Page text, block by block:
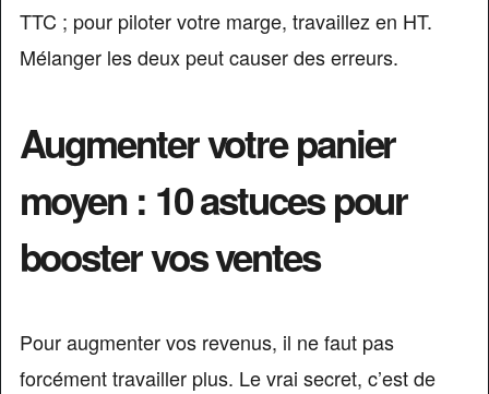
TTC ; pour piloter votre marge, travaillez en HT.
Mélanger les deux peut causer des erreurs.
Augmenter votre panier
moyen : 10 astuces pour
booster vos ventes
Pour augmenter vos revenus, il ne faut pas
forcément travailler plus. Le vrai secret, c’est de